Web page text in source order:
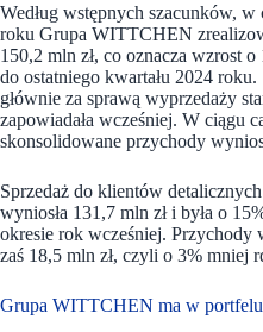
Według wstępnych szacunków,
roku Grupa WITTCHEN
150,2 mln zł, co oznacza wzrost
do ostatniego kwartału 2024 roku.
głównie za sprawą wyprzedaży
zapowiadała wcześniej. W ciągu
skonsolidowane przychody
Sprzedaż do klientów
wyniosła 131,7 mln zł i była o
okresie rok wcześniej. Przychody
zaś 18,5 mln zł, czyli o 3% mniej
Grupa WITTCHEN ma w